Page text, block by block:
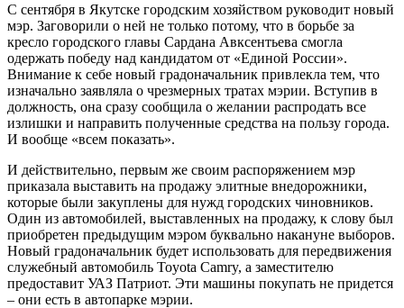
С сентября в Якутске городским хозяйством руководит новый
мэр. Заговорили о ней не только потому, что в борьбе за
кресло городского главы Сардана Авксентьева смогла
одержать победу над кандидатом от «Единой России».
Внимание к себе новый градоначальник привлекла тем, что
изначально заявляла о чрезмерных тратах мэрии. Вступив в
должность, она сразу сообщила о желании распродать все
излишки и направить полученные средства на пользу города.
И вообще «всем показать».
И действительно, первым же своим распоряжением мэр
приказала выставить на продажу элитные внедорожники,
которые были закуплены для нужд городских чиновников.
Один из автомобилей, выставленных на продажу, к слову был
приобретен предыдущим мэром буквально накануне выборов.
Новый градоначальник будет использовать для передвижения
служебный автомобиль Toyota Camry, а заместителю
предоставит УАЗ Патриот. Эти машины покупать не придется
– они есть в автопарке мэрии.